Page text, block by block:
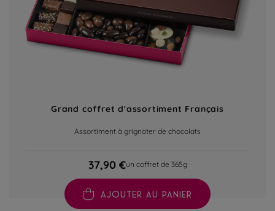
Grand coffret d'assortiment Français
Assortiment à grignoter de chocolats
37,90 €un coffret de 365g
AJOUTER AU PANIER